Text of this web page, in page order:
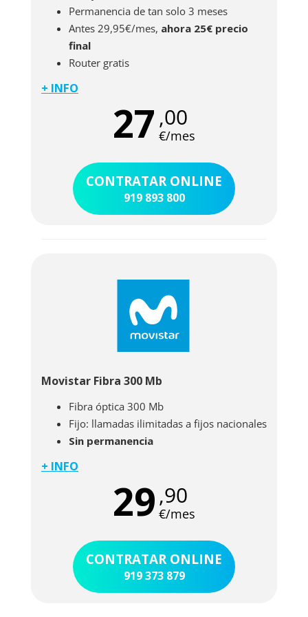
Permanencia de tan solo 3 meses
Antes 29,95€/mes, ahora 25€ precio
final
Router gratis
La oferta de 600 Mb de fibra óptica de Lowi te
permite disfrutar de la red de fibra óptica de
Vodafone a un precio más bajo. Podrás
velocidad simétrica, es decir, con la misma
velocidad en la subida de archivos que en
descarga. Podrás teletrabajar desde tu
domicilio, jugar online con tu consola
lo es la instalación si cumples con la
permanencia establecida y si no es preciso que
un técnico intervenga.
+ INFO
27 ,00
€/mes
CONTRATAR ONLINE
919 893 800
Movistar Fibra 300 Mb
Fibra óptica 300 Mb
Fijo: llamadas ilimitadas a fijos nacionales
Sin permanencia
Movistar fibra
conexión de alta calidad y con la velocidad real
que tienes contratada. LaFibra 300 Mb de
simétrica. Las ofertas de fibra de Movistar
brindan una conexión impecable y una amplia
cobertura, siempre con la calidad de servicio
del mayor proveedor de internet con una larga
+ INFO
29,90
€/mes
CONTRATAR ONLINE
919 373 879